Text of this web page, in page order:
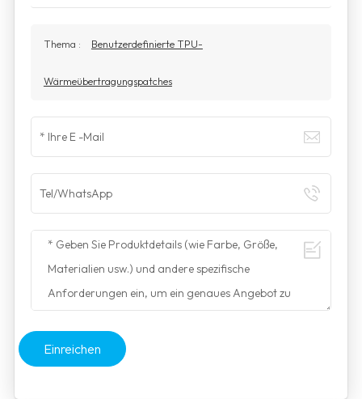
Thema : Benutzerdefinierte TPU-
Wärmeübertragungspatches
Einreichen